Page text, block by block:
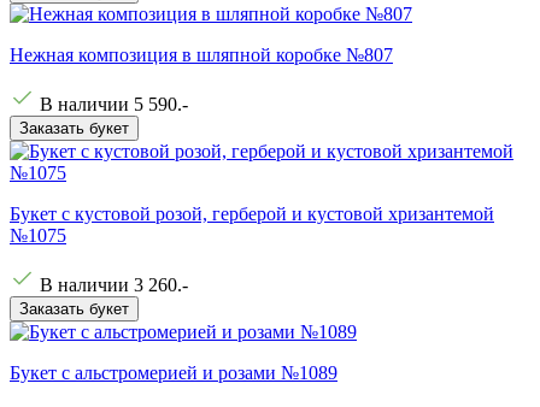
Нежная композиция в шляпной коробке №807
В наличии 5 590.-
Заказать букет
Букет с кустовой розой, герберой и кустовой хризантемой
№1075
В наличии 3 260.-
Заказать букет
Букет с альстромерией и розами №1089